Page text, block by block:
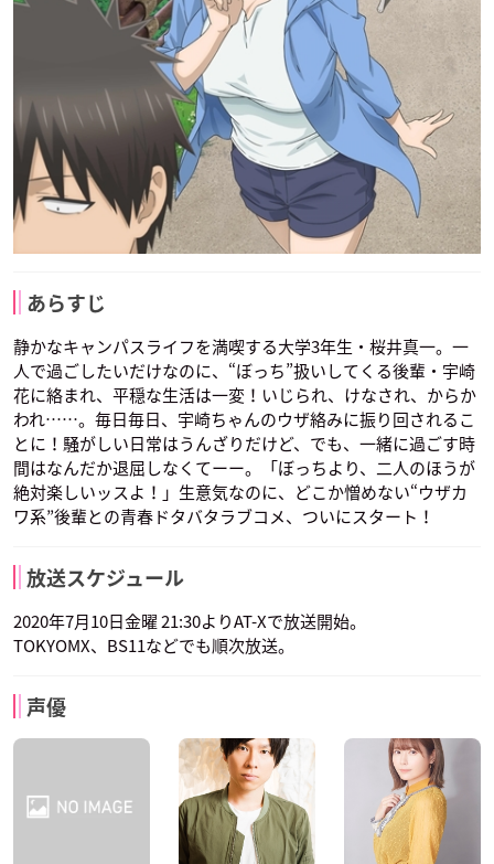
あらすじ
静かなキャンパスライフを満喫する大学3年生・桜井真一。一
人で過ごしたいだけなのに、“ぼっち”扱いしてくる後輩・宇崎
花に絡まれ、平穏な生活は一変！いじられ、けなされ、からか
われ……。毎日毎日、宇崎ちゃんのウザ絡みに振り回されるこ
とに！騒がしい日常はうんざりだけど、でも、一緒に過ごす時
間はなんだか退屈しなくてーー。「ぼっちより、二人のほうが
絶対楽しいッスよ！」生意気なのに、どこか憎めない“ウザカ
ワ系”後輩との青春ドタバタラブコメ、ついにスタート！
放送スケジュール
2020年7月10日金曜 21:30よりAT-Xで放送開始。
TOKYOMX、BS11などでも順次放送。
声優